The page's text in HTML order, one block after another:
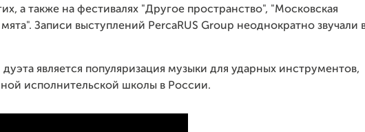
а также на фестивалях "Другое пространство", "Московская
Записи выступлений PercaRUS Group неоднократно звучали
является популяризация музыки для ударных инструментов,
исполнительской школы в России.